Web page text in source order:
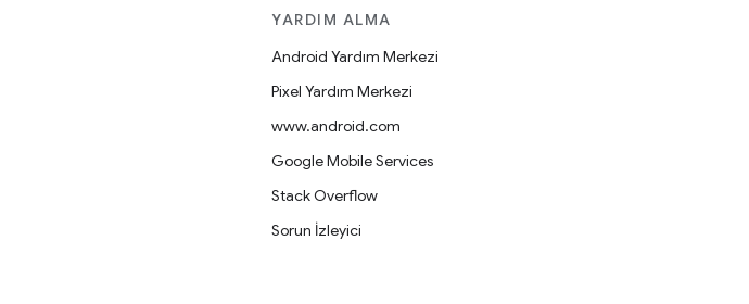
YARDIM ALMA
Android Yardım Merkezi
Pixel Yardım Merkezi
www.android.com
Google Mobile Services
Stack Overflow
Sorun İzleyici